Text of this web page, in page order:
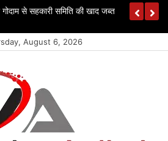
गोदाम से सहकारी समिति की खाद जब्त
August 6, 2026